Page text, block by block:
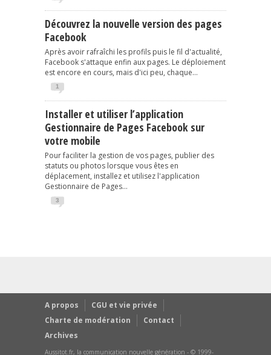
Découvrez la nouvelle version des pages
Facebook
Après avoir rafraîchi les profils puis le fil d'actualité,
Facebook s'attaque enfin aux pages. Le déploiement
est encore en cours, mais d'ici peu, chaque...
1
Installer et utiliser l’application
Gestionnaire de Pages Facebook sur
votre mobile
Pour faciliter la gestion de vos pages, publier des
statuts ou photos lorsque vous êtes en
déplacement, installez et utilisez l'application
Gestionnaire de Pages...
3
A propos
CGU et vie privée
Charte de modération
Contact
Archives
Aussitot.fr, la communication nouvelle génération - © 1999-